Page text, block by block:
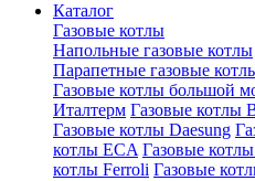
Каталог
Газовые котлы
Напольные газовые котлы
Парапетные газовые
Газовые котлы большой
Италтерм Газовые котлы
Газовые котлы Daesung
котлы ECA Газовые
котлы Ferroli Газовые